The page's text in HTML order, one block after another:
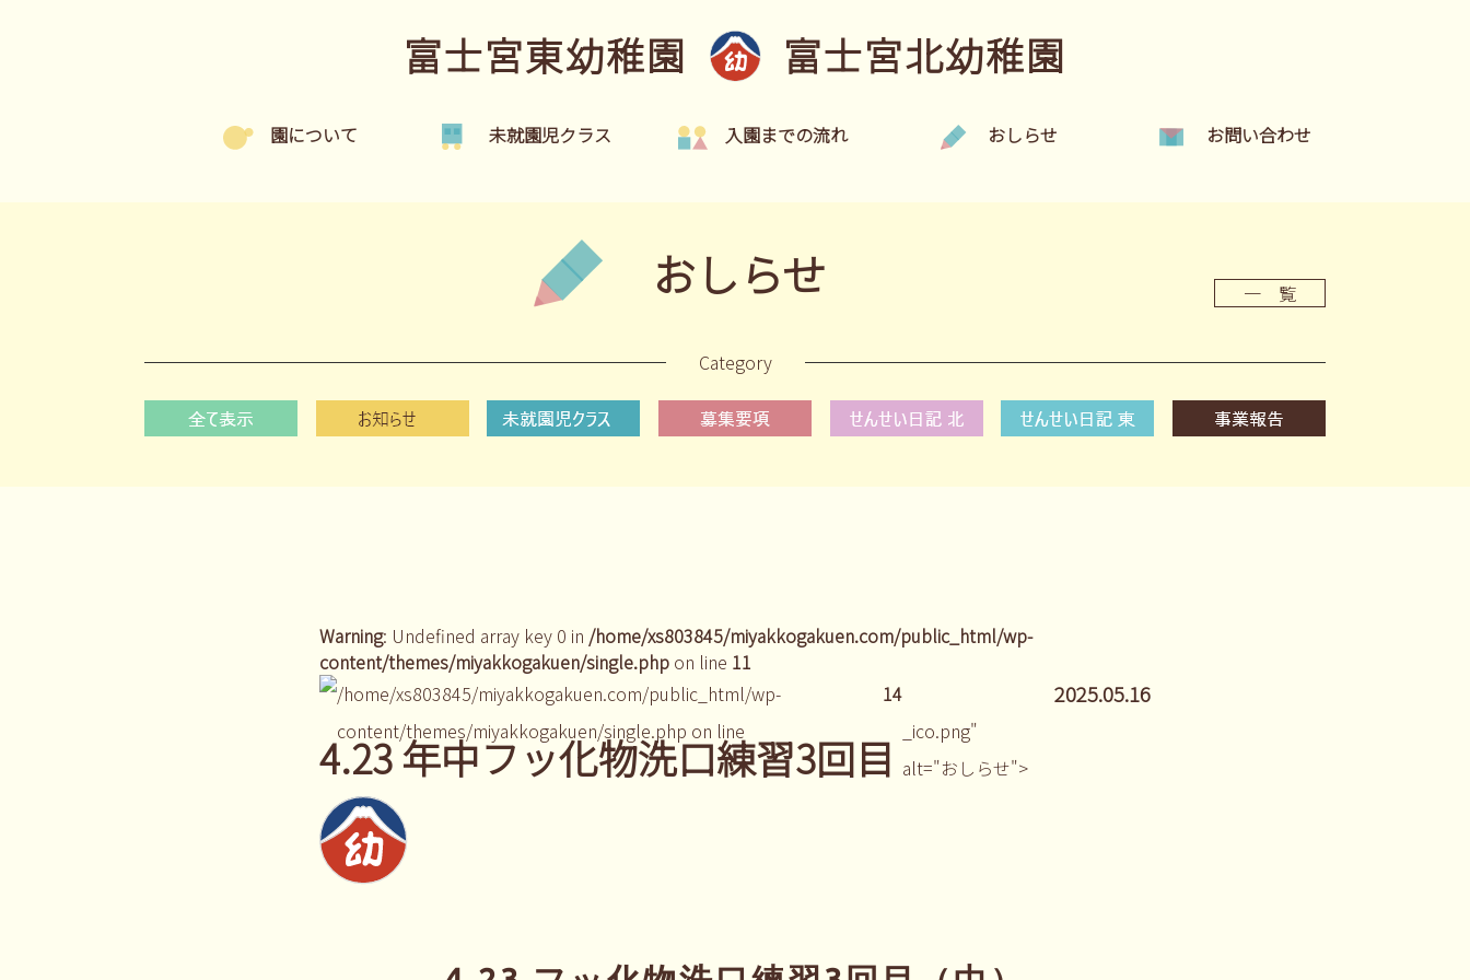
富士宮東幼稚園 富士宮北幼稚園
園について 未就園児クラス 入園までの流れ おしらせ お問い合わせ
おしらせ 一 覧
Category
Warning: Undefined array key 0 in /home/xs803845/miyakkogakuen.com/public_html/wp-
content/themes/miyakkogakuen/single.php on line 11
/home/xs803845/miyakkogakuen.com/public_html/wp-
content/themes/miyakkogakuen/single.php on line
14
_ico.png"
alt="おしらせ">
2025.05.16
4.23 年中フッ化物洗口練習3回目